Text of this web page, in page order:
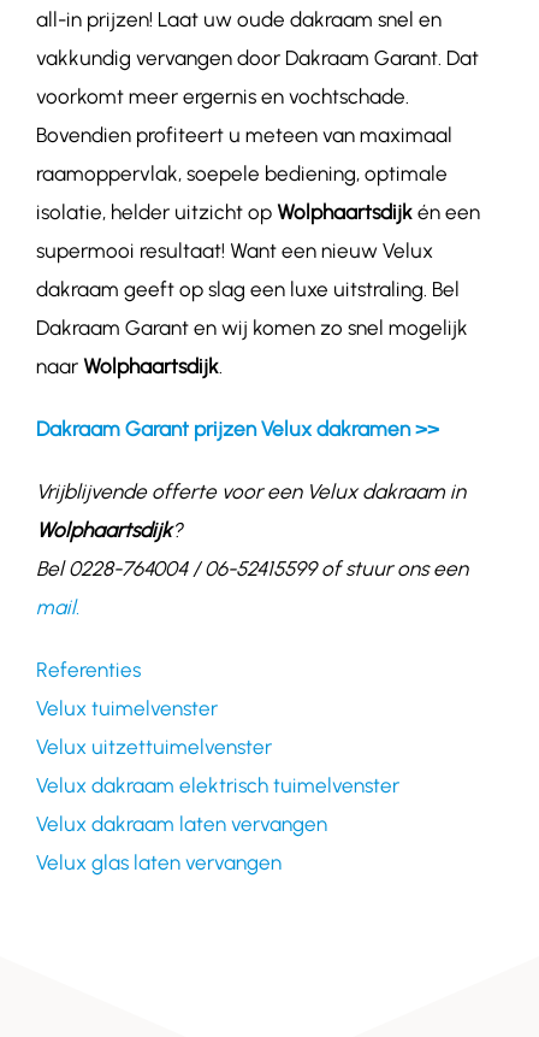
all-in prijzen! Laat uw oude dakraam snel en
vakkundig vervangen door Dakraam Garant. Dat
voorkomt meer ergernis en vochtschade.
Bovendien profiteert u meteen van maximaal
raamoppervlak, soepele bediening, optimale
isolatie, helder uitzicht op Wolphaartsdijkén een
supermooi resultaat! Want een nieuw Velux
dakraam geeft op slag een luxe uitstraling. Bel
Dakraam Garant en wij komen zo snel mogelijk
naar Wolphaartsdijk.
Dakraam Garant prijzen Velux dakramen >>
Vrijblijvende offerte voor een Velux dakraam in
Wolphaartsdijk?
Bel 0228-764004 / 06-52415599 of stuur ons een
mail.
Referenties
Velux tuimelvenster
Velux uitzettuimelvenster
Velux dakraam elektrisch tuimelvenster
Velux dakraam laten vervangen
Velux glas laten vervangen